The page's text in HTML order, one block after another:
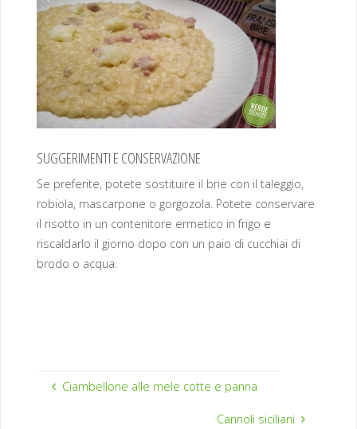
SUGGERIMENTI E CONSERVAZIONE
Se preferite, potete sostituire il brie con il taleggio,
robiola, mascarpone o gorgozola. Potete conservare
il risotto in un contenitore ermetico in frigo e
riscaldarlo il giorno dopo con un paio di cucchiai di
brodo o acqua.
Ciambellone alle mele cotte e panna
Cannoli siciliani